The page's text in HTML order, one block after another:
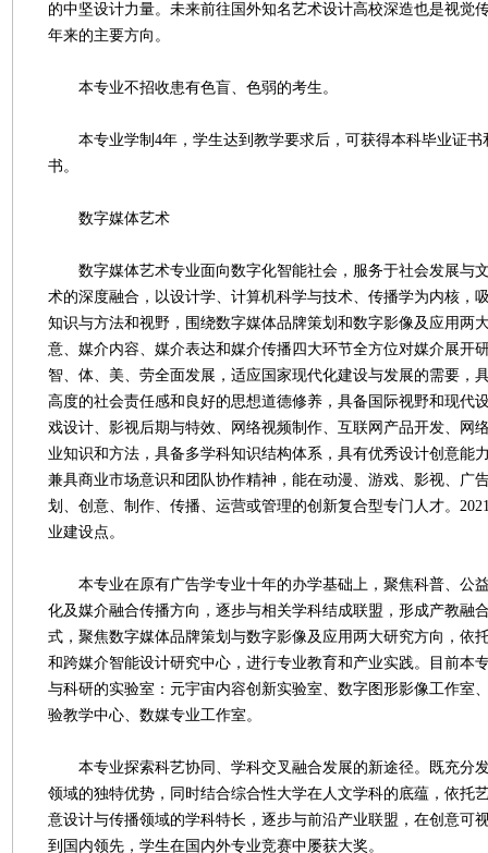
的中坚设计力量。未来前往国外知名艺术设计高校深造也是视觉
年来的主要方向。
本专业不招收患有色盲、色弱的考生。
本专业学制4年，学生达到教学要求后，可获得本科毕业证书
书。
数字媒体艺术
数字媒体艺术专业面向数字化智能社会，服务于社会发展与
术的深度融合，以设计学、计算机科学与技术、传播学为内核，
知识与方法和视野，围绕数字媒体品牌策划和数字影像及应用两
意、媒介内容、媒介表达和媒介传播四大环节全方位对媒介展开
智、体、美、劳全面发展，适应国家现代化建设与发展的需要，
高度的社会责任感和良好的思想道德修养，具备国际视野和现代
戏设计、影视后期与特效、网络视频制作、互联网产品开发、网
业知识和方法，具备多学科知识结构体系，具有优秀设计创意能
兼具商业市场意识和团队协作精神，能在动漫、游戏、影视、广
划、创意、制作、传播、运营或管理的创新复合型专门人才。
业建设点。
本专业在原有广告学专业十年的办学基础上，聚焦科普、公
化及媒介融合传播方向，逐步与相关学科结成联盟，形成产教融
式，聚焦数字媒体品牌策划与数字影像及应用两大研究方向，依
和跨媒介智能设计研究中心，进行专业教育和产业实践。目前本
与科研的实验室：元宇宙内容创新实验室、数字图形影像工作室
验教学中心、数媒专业工作室。
本专业探索科艺协同、学科交叉融合发展的新途径。既充分
领域的独特优势，同时结合综合性大学在人文学科的底蕴，依托
意设计与传播领域的学科特长，逐步与前沿产业联盟，在创意可
到国内领先，学生在国内外专业竞赛中屡获大奖。